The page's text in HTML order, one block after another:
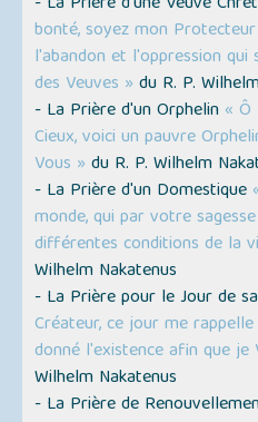
bonté, soyez mon
l'abandon et l'oppression
des Veuves » du R. P.
- La Prière d'un Orphelin «
Cieux, voici un pauvre
Vous » du R. P. Wilhelm
- La Prière d'un Domestique
monde, qui par votre
différentes conditions de la
Wilhelm Nakatenus
- La Prière pour le Jour de
Créateur, ce jour me
donné l'existence afin que je
Wilhelm Nakatenus
- La Prière de